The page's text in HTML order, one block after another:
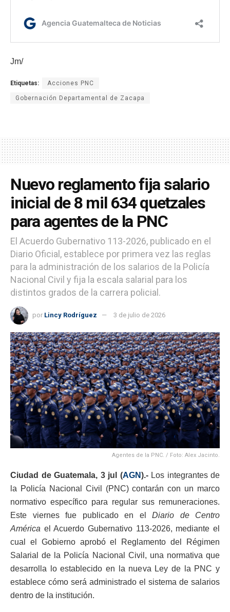
Jm/
Etiquetas: Acciones PNC
Gobernación Departamental de Zacapa
Nuevo reglamento fija salario
inicial de 8 mil 634 quetzales
para agentes de la PNC
El Acuerdo Gubernativo 113-2026, publicado en el
Diario Oficial, establece por primera vez las reglas
para la administración de los salarios de la Policía
Nacional Civil y fija la escala salarial para los
distintos grados de la carrera policial.
por Lincy Rodríguez 3 de julio de 2026
Agentes de la PNC. / Foto: Alex Jacinto.
Ciudad de Guatemala, 3 jul (AGN).- Los integrantes de
la Policía Nacional Civil (PNC) contarán con un marco
normativo específico para regular sus remuneraciones.
Este viernes fue publicado en el Diario de Centro
América el Acuerdo Gubernativo 113-2026, mediante el
cual el Gobierno aprobó el Reglamento del Régimen
Salarial de la Policía Nacional Civil, una normativa que
desarrolla lo establecido en la nueva Ley de la PNC y
establece cómo será administrado el sistema de salarios
dentro de la institución.